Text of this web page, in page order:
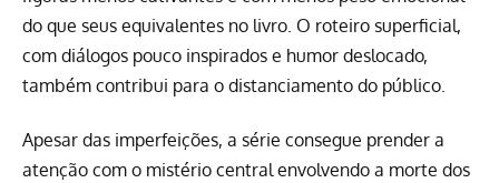
do que seus equivalentes no livro. O roteiro superficial,
com diálogos pouco inspirados e humor deslocado,
também contribui para o distanciamento do público.
Apesar das imperfeições, a série consegue prender a
atenção com o mistério central envolvendo a morte dos